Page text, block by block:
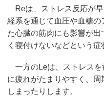
Reは、ストレス反応が
経系を通じて血圧や血糖の
た心臓の筋肉にも影響が
く寝付けないなどという症
一方のLeは、ストレスを
に疲れがたまりやすく、
しまったりします。